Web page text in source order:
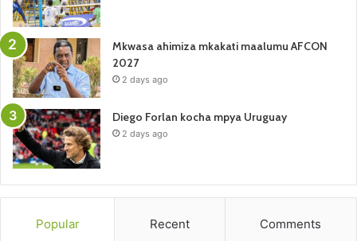
Mkwasa ahimiza mkakati maalumu AFCON
2027
2 days ago
Diego Forlan kocha mpya Uruguay
2 days ago
Popular Recent Comments